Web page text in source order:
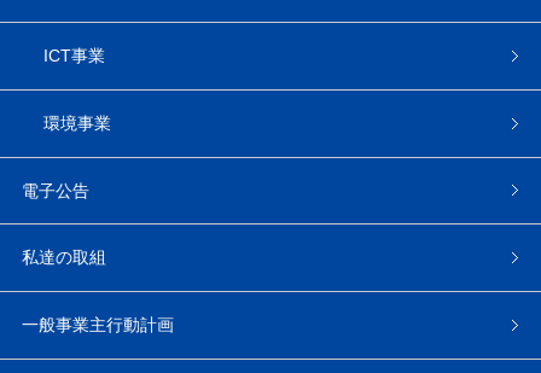
ICT事業
環境事業
電子公告
私達の取組
一般事業主行動計画